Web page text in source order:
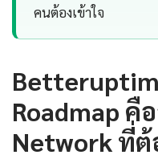
คนต้องเข้าใจ
Roadmap
Network ที่ต้